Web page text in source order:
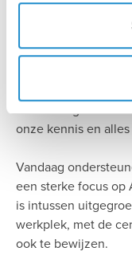
Waarom
Ruim 30 jaar
markt. Gaandeweg
buiten de grafische
onze kennis en
Vandaag
een sterke focus op
is intussen
werkplek, met de
ook te bewijzen.